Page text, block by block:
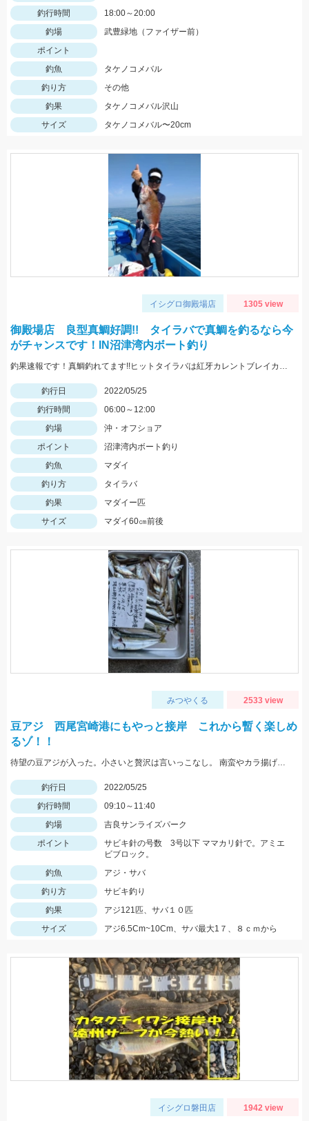
釣行時間
18:00～20:00
釣場
武豊緑地（ファイザー前）
ポイント
釣魚
タケノコメバル
釣り方
その他
釣果
タケノコメバル沢山
サイズ
タケノコメバル〜20cm
イシグロ御殿場店 1305 view
御殿場店 良型真鯛好調!! タイラバで真鯛を釣るなら今
がチャンスです！IN沼津湾内ボート釣り
釣果速報です！真鯛釣れてます!!ヒットタイラバは紅牙カレントブレイカー「ギャルピンク」
釣行日
2022/05/25
釣行時間
06:00～12:00
釣場
沖・オフショア
ポイント
沼津湾内ボート釣り
釣魚
マダイ
釣り方
タイラバ
釣果
マダイー匹
サイズ
マダイ60㎝前後
みつやくる 2533 view
豆アジ 西尾宮崎港にもやっと接岸 これから暫く楽しめ
るゾ！！
待望の豆アジが入った。小さいと贅沢は言いっこなし。 南蛮やカラ揚げに最適。今だけの特典。
釣行日
2022/05/25
釣行時間
09:10～11:40
釣場
吉良サンライズパーク
ポイント
サビキ針の号数 3号以下 ママカリ針で。アミエ
ビブロック。
釣魚
アジ・サバ
釣り方
サビキ釣り
釣果
アジ121匹、サバ１０匹
サイズ
アジ6.5Cm~10Cm、サバ最大1７、８ｃｍから
イシグロ磐田店 1942 view